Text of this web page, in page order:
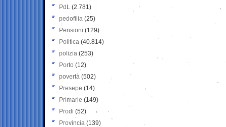
PdL (2.781)
pedofilia (25)
Pensioni (129)
Politica (40.814)
polizia (253)
Porto (12)
povertà (502)
Presepe (14)
Primarie (149)
Prodi (52)
Provincia (139)